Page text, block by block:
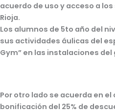
acuerdo de uso y acceso a
Rioja.
Los alumnos de 5to año del
sus actividades áulicas del
Gym” en las instalaciones del
Por otro lado se acuerda en
bonificación del 25% de